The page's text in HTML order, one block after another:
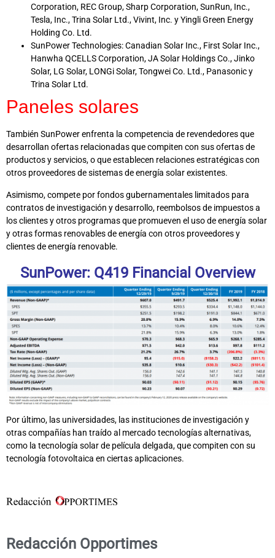
Corporation, REC Group, Sharp Corporation, SunRun, Inc.,
Tesla, Inc., Trina Solar Ltd., Vivint, Inc. y Yingli Green Energy
Holding Co. Ltd.
SunPower Technologies: Canadian Solar Inc., First Solar Inc.,
Hanwha QCELLS Corporation, JA Solar Holdings Co., Jinko
Solar, LG Solar, LONGi Solar, Tongwei Co. Ltd., Panasonic y
Trina Solar Ltd.
Paneles solares
También SunPower enfrenta la competencia de revendedores que
desarrollan ofertas relacionadas que compiten con sus ofertas de
productos y servicios, o que establecen relaciones estratégicas con
otros proveedores de sistemas de energía solar existentes.
Asimismo, compete por fondos gubernamentales limitados para
contratos de investigación y desarrollo, reembolsos de impuestos a
los clientes y otros programas que promueven el uso de energía solar
y otras formas renovables de energía con otros proveedores y
clientes de energía renovable.
SunPower: Q419 Financial Overview
Por último, las universidades, las instituciones de investigación y
otras compañías han traído al mercado tecnologías alternativas,
como la tecnología solar de película delgada, que compiten con su
tecnología fotovoltaica en ciertas aplicaciones.
Redacción Opportimes